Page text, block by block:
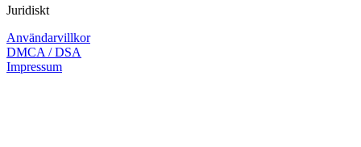
Juridiskt
Användarvillkor
DMCA / DSA
Impressum